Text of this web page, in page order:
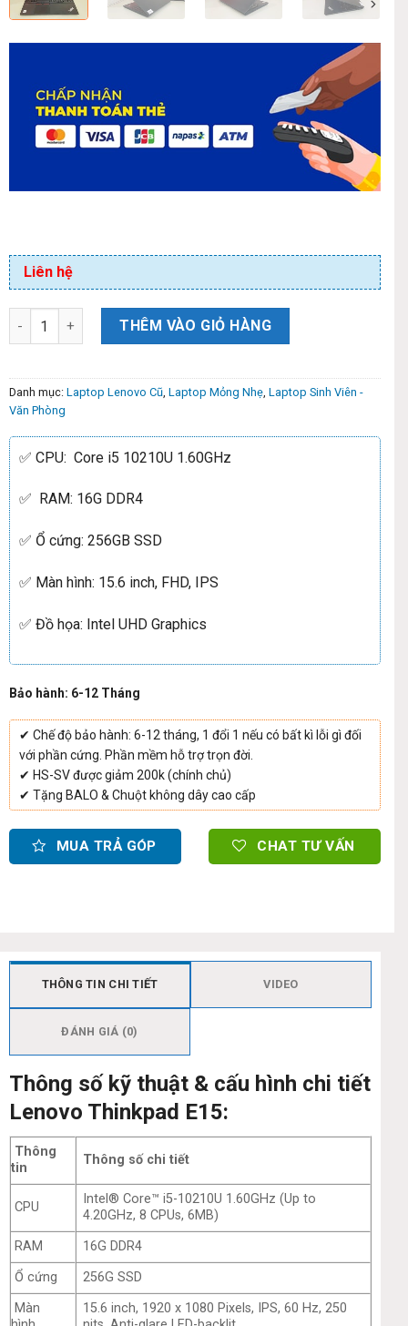
Liên hệ
THÊM VÀO GIỎ HÀNG
Danh mục: Laptop Lenovo Cũ Laptop Mỏng Nhẹ Laptop Sinh Viên -
Văn Phòng
✅ CPU: Core i5 10210U 1.60GHz
✅ RAM: 16G DDR4
✅ Ổ cứng: 256GB SSD
✅ Màn hình: 15.6 inch, FHD, IPS
✅ Đồ họa: Intel UHD Graphics
Bảo hành: 6-12 Tháng
✔ Chế độ bảo hành: 6-12 tháng, 1 đổi 1 nếu có bất kì lỗi gì đối
với phần cứng. Phần mềm hỗ trợ trọn đời.
✔ HS-SV được giảm 200k (chính chủ)
✔ Tặng BALO & Chuột không dây cao cấp
MUA TRẢ GÓP CHAT TƯ VẤN
THÔNG TIN CHI TIẾT VIDEO
ĐÁNH GIÁ (0)
Thông số kỹ thuật & cấu hình chi tiết
Lenovo Thinkpad E15:
Thông
tin
Thông số chi tiết
CPU
Intel® Core™ i5-10210U 1.60GHz (Up to
4.20GHz, 8 CPUs, 6MB)
RAM
16G DDR4
Ổ cứng
256G SSD
Màn
15.6 inch, 1920 x 1080 Pixels, IPS, 60 Hz, 250